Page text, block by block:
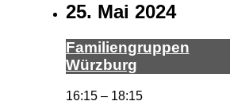
25. Mai 2024
Fa­mi­li­en­grup­pen
Würz­burg
16:15 – 18:15